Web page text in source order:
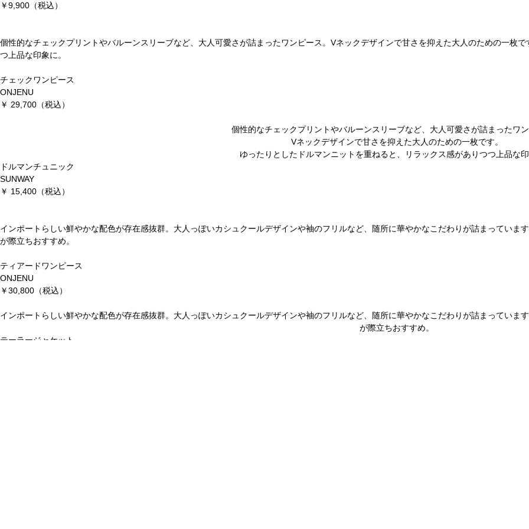
￥9,900（税込）
個性的なチェックプリントやバルーンスリーブなど、大人可愛さが詰まったワンピース。 Vネックデザインで甘さを抑えた大人のための一枚
つ上品な印象に。
チェックワンピース
ONJENU
￥ 29,700（税込）
個性的なチェックプリントやバルーンスリーブなど、大人可愛さが詰まったワ
Vネックデザインで甘さを抑えた大人のための一枚です。
ゆったりとしたドルマンニットを重ねると、リラックス感がありつつ上品な
ドルマンチュニック
SUNWAY
￥ 15,400（税込）
インポートらしい鮮やかな配色が存在感抜群。大人っぽいカシュクールデザインや袖のフリルなど、随所に華やかなこだわりが詰まってい
が際立ちおすすめ。
ティアードワンピース
ONJENU
￥30,800（税込）
インポートらしい鮮やかな配色が存在感抜群。大人っぽいカシュクールデザインや袖のフリルなど、随所に華やかなこだわりが詰まってい
が際立ちおすすめ。
テーラージャケット